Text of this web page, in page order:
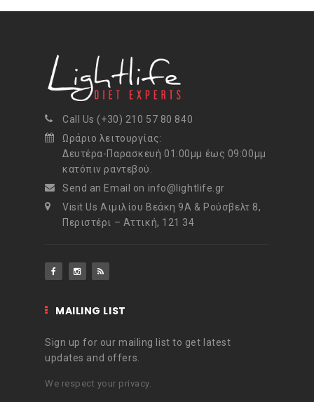
Call Us (+30) 210 57 80 840
Ωράριο λειτουργίας:
Δευτέρα-Παρασκευή 01:00μμ έως 09:00μμ
κατόπιν ραντεβού.
Send an Email on info@lightlife.gr
Visit Us Αιμιλίου Βεάκη 9Α & Ρούσβελτ 8,
Περιστέρι – Αττική, 121 34
MAILING LIST
Sign up for our mailing list to get latest
updates and offers.
We respect your privacy.